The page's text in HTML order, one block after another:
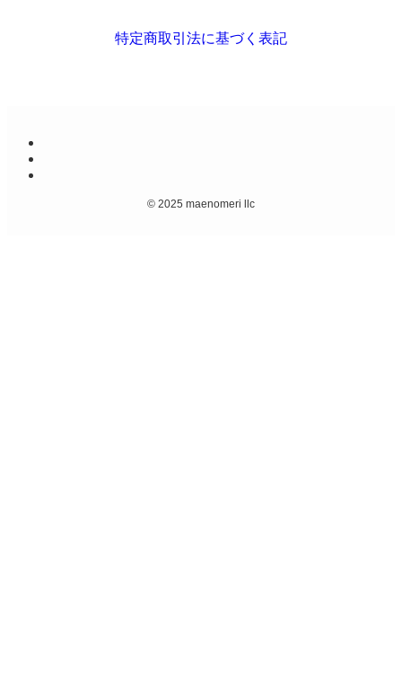
特定商取引法に基づく表記
© 2025 maenomeri llc